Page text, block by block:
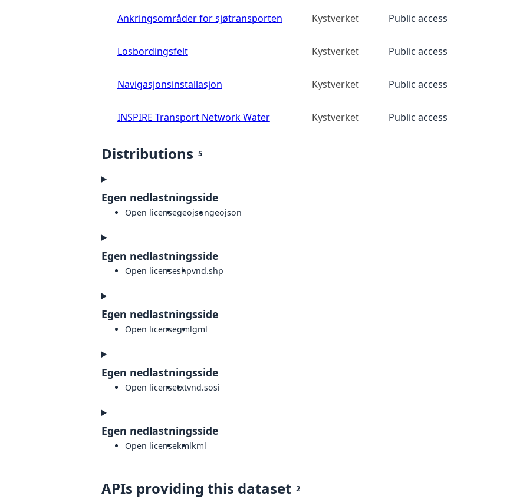
Ankringsområder for sjøtransporten Kystverket Public access
Losbordingsfelt Kystverket Public access
Navigasjonsinstallasjon Kystverket Public access
INSPIRE Transport Network Water Kystverket Public access
Distributions 5
Egen nedlastningsside
Open licensegeojsongeojson
Egen nedlastningsside
Open licenseshpvnd.shp
Egen nedlastningsside
Open licensegmlgml
Egen nedlastningsside
Open licensetxtvnd.sosi
Egen nedlastningsside
Open licensekmlkml
APIs providing this dataset 2